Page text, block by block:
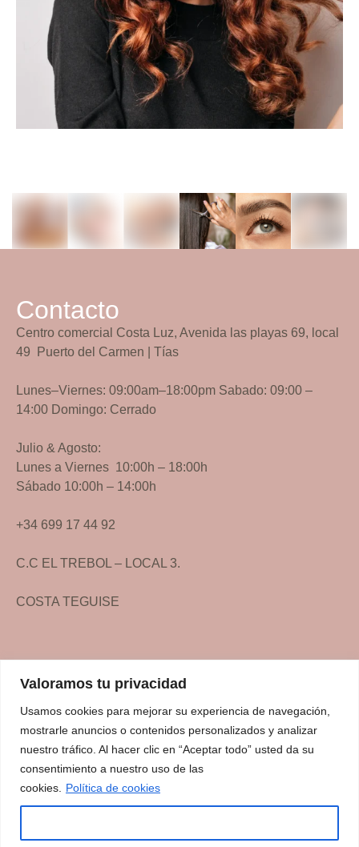
Valoramos tu privacidad
Usamos cookies para mejorar su experiencia de navegación,
mostrarle anuncios o contenidos personalizados y analizar
nuestro tráfico. Al hacer clic en “Aceptar todo” usted da su
consentimiento a nuestro uso de las
cookies.
Política de cookies
Inicio
Contacto
Centro comercial Costa Luz, Avenida las playas 69, local
49 Puerto del Carmen | Tías
Lunes–Viernes: 09:00am–18:00pm Sabado: 09:00 –
14:00 Domingo: Cerrado
Julio & Agosto:
Lunes a Viernes 10:00h – 18:00h
Sábado 10:00h – 14:00h
+34 699 17 44 92
C.C EL TREBOL – LOCAL 3.
COSTA TEGUISE